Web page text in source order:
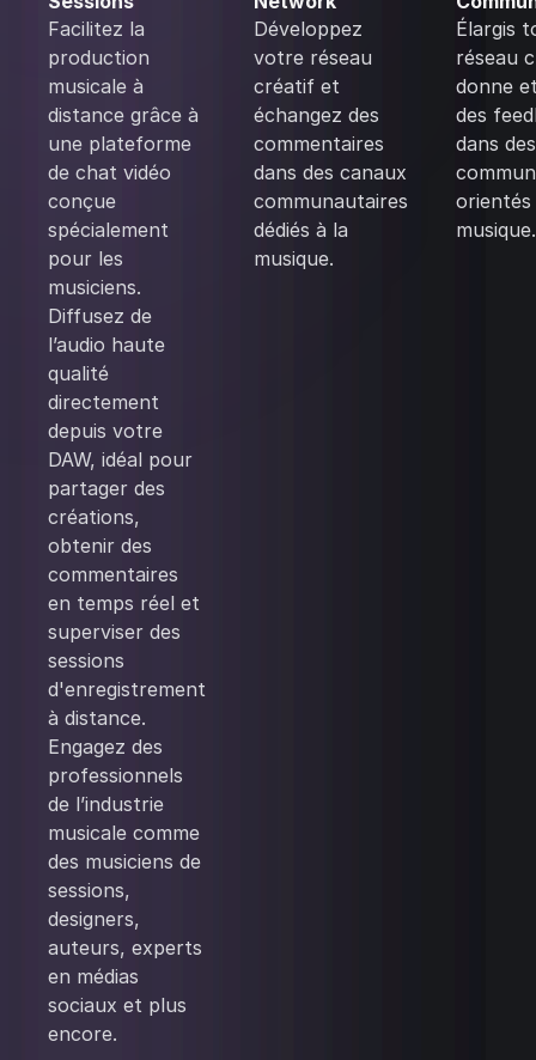
Facilitez la
production
musicale à
distance grâce à
une plateforme
de chat vidéo
conçue
spécialement
pour les
musiciens.
Diffusez de
l’audio haute
qualité
directement
depuis votre
DAW, idéal pour
partager des
créations,
obtenir des
commentaires
en temps réel et
superviser des
sessions
d'enregistrement
à distance.
Engagez des
professionnels
de l’industrie
musicale comme
des musiciens de
sessions,
designers,
auteurs, experts
en médias
sociaux et plus
encore.
Développez
votre réseau
créatif et
échangez des
commentaires
dans des canaux
communautaires
dédiés à la
musique.
Élargis
réseau
donne
des
dans
orientés
musique.